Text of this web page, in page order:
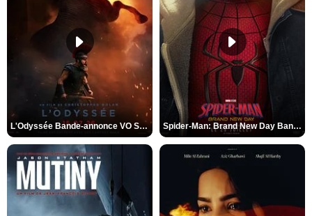
L'Odyssée Bande-annonce VO STFR Spider-Man: Brand New Day Bande-annonce VO STFR